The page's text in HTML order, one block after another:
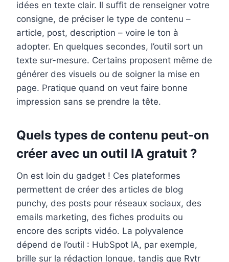
idées en texte clair. Il suffit de renseigner votre
consigne, de préciser le type de contenu –
article, post, description – voire le ton à
adopter. En quelques secondes, l’outil sort un
texte sur-mesure. Certains proposent même de
générer des visuels ou de soigner la mise en
page. Pratique quand on veut faire bonne
impression sans se prendre la tête.
Quels types de contenu peut-on
créer avec un outil IA gratuit ?
On est loin du gadget ! Ces plateformes
permettent de créer des articles de blog
punchy, des posts pour réseaux sociaux, des
emails marketing, des fiches produits ou
encore des scripts vidéo. La polyvalence
dépend de l’outil : HubSpot IA, par exemple,
brille sur la rédaction longue, tandis que Rytr